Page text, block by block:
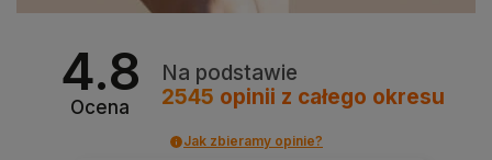
4.8
Ocena
Na podstawie
2545 opinii z całego okresu
Jak zbieramy opinie?